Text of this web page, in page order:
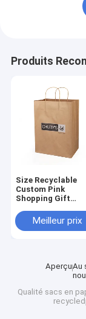
Produits
Size Recyclable
Custom Pink
Shopping Gift
Reusable Paper
With Your Own
Meilleur prix
AperçuAu
Qualité sacs en